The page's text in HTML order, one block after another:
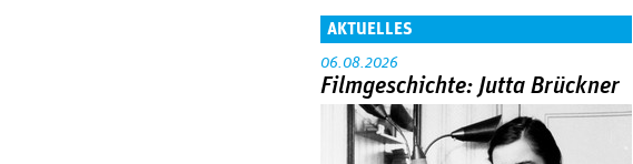
AKTUELLES
06.08.2026
Filmgeschichte: Jutta Brückner